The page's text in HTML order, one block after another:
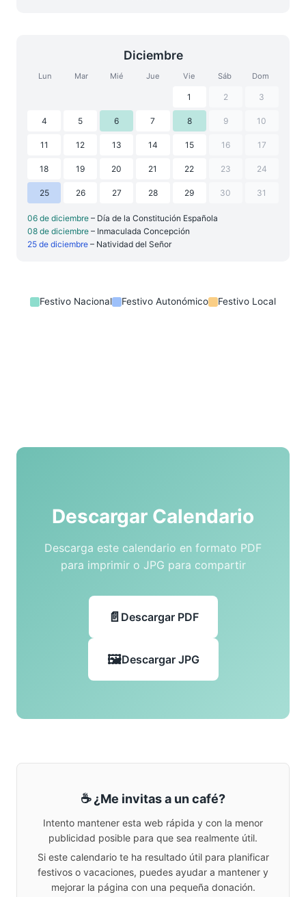
Diciembre
Lun Mar Mié Jue Vie Sáb Dom
1 2 3
4 5 6 7 8 9 10
11 12 13 14 15 16 17
18 19 20 21 22 23 24
25 26 27 28 29 30 31
06 de diciembre – Día de la Constitución Española
08 de diciembre – Inmaculada Concepción
25 de diciembre – Natividad del Señor
Festivo Nacional Festivo Autonómico Festivo Local
Descargar Calendario
Descarga este calendario en formato PDF
para imprimir o JPG para compartir
Descargar PDF
Descargar JPG
☕ ¿Me invitas a un café?
Intento mantener esta web rápida y con la menor
publicidad posible para que sea realmente útil.
Si este calendario te ha resultado útil para planificar
festivos o vacaciones, puedes ayudar a mantener y
mejorar la página con una pequeña donación.